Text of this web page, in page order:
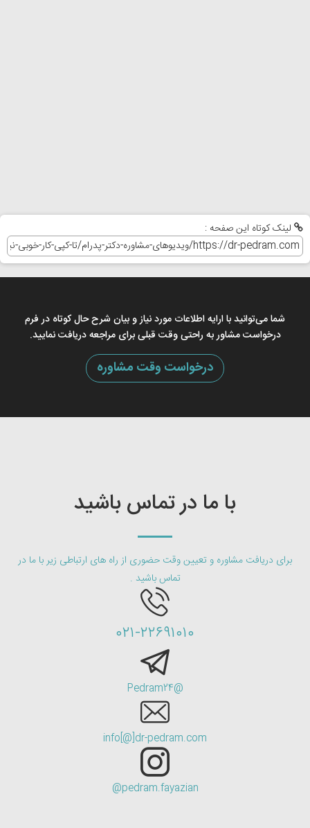
با ما در تماس باشید
تماس باشید .
info[@]dr-pedram.com
pedram.fayazian@
drpedramorg
Parvaz99.ir